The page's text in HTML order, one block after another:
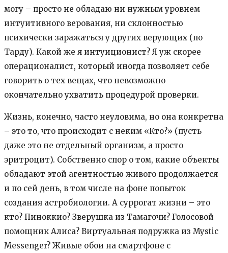
могу – просто не обладаю ни нужным уровнем
интуитивного верования, ни склонностью
психически заражаться у других верующих (по
Тарду). Какой же я интуиционист? Я уж скорее
операционалист, который иногда позволяет себе
говорить о тех вещах, что невозможно
окончательно ухватить процедурой проверки.
Жизнь, конечно, часто неуловима, но она конкретна
– это то, что происходит с неким «Кто?» (пусть
даже это не отдельный организм, а просто
эритроцит). Собственно спор о том, какие объекты
обладают этой агентностью живого продолжается
и по сей день, в том числе на фоне попыток
создания астробиологии. А суррогат жизни – это
кто? Пиноккио? Зверушка из Тамагочи? Голосовой
помощник Алиса? Виртуальная подружка из Mystic
Messenger? Живые обои на смартфоне с